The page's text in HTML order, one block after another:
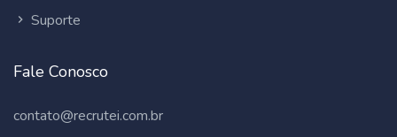
Suporte
Fale Conosco
contato@recrutei.com.br